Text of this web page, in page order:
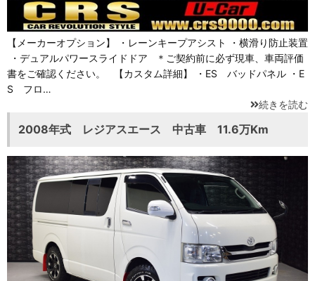
【メーカーオプション】 ・レーンキープアシスト ・横滑り防止装置
・デュアルパワースライドドア ＊ご契約前に必ず現車、車両評価
書をご確認ください。 【カスタム詳細】 ・ES バッドパネル ・E
S フロ…
続きを読む
2008年式 レジアスエース 中古車 11.6万Km